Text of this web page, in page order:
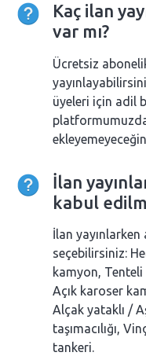
Kaç ilan
var mı?
Ücretsiz
üyeleri için adil
İlan
kabul
İlan
seçebilirsiniz:
kamyon,
Açık karoser
Alçak yataklı /
taşımacılığı,
tankeri.